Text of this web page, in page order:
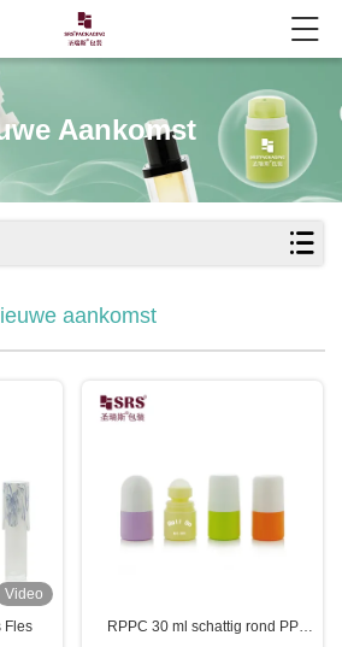
Aankomst
aankomst
Video
Fles
RPPC 30 ml schattig rond PP